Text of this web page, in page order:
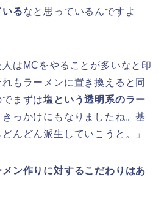
るなと思っているんですよ
はMCをやることが多いなと印
もラーメンに置き換えると同
でまずは塩という透明系のラー
きっかけにもなりましたね。基
んどん派生していこうと。」
ン作りに対するこだわりはあ